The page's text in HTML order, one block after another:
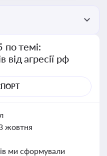
по темі:
від агресії рф
жовтня
ми сформували